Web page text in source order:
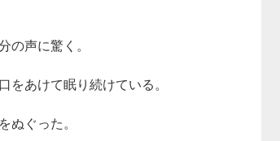
の声に驚く。
をあけて眠り続けている。
ぬぐった。